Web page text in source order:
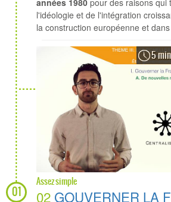
01
l'idéologie et de l'intégration
la construction européenne et
5
Assez simple
02 GOUVERNER LA